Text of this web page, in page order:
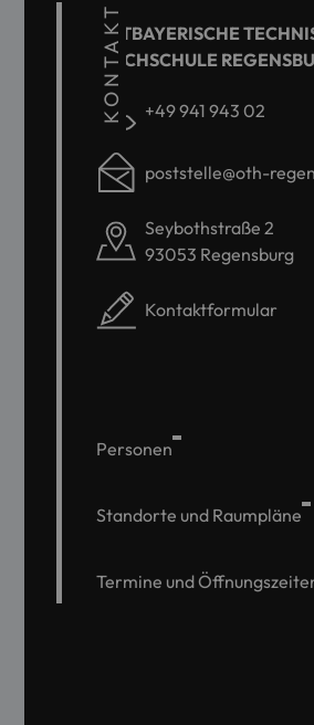
KONTAKT
OSTBAYERISCHE
HOCHSCHULE
+49 941 943 02
poststelle@oth-
Seybothstraße 2
93053 Regensburg
Kontaktformular
Personen
Standorte und Raumpläne
Termine und